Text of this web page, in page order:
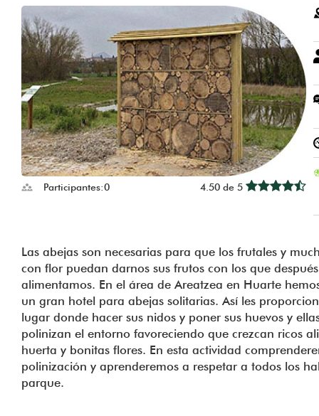
Participantes:0 4.50 de 5
Las abejas son necesarias para que los frutales y
con flor puedan darnos sus frutos con los que
alimentamos. En el área de Areatzea en Huarte
un gran hotel para abejas solitarias. Así les
lugar donde hacer sus nidos y poner sus huevos y
polinizan el entorno favoreciendo que crezcan ricos
huerta y bonitas flores. En esta actividad
polinización y aprenderemos a respetar a todos los
parque.